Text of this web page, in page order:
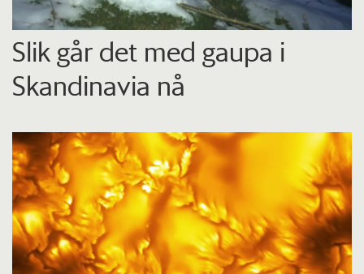
Slik går det med gaupa i
Skandinavia nå